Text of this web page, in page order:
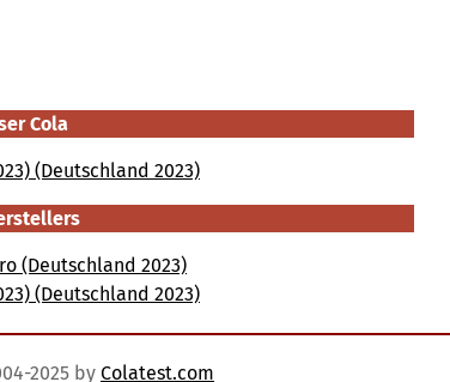
Cola
(Deutschland 2023)
(Deutschland 2023)
(Deutschland 2023)
2025 by Colatest.com